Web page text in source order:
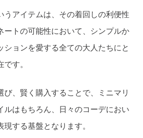
うアイテムは、その着回しの利便性
ートの可能性において、シンプルか
ションを愛する全ての大人たちにと
す。
び、賢く購入することで、ミニマリ
ルはもちろん、日々のコーデにおい
する基盤となります。